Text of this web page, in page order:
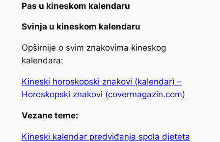
Pas u kineskom kalendaru
Svinja u kineskom kalendaru
Opširnije o svim znakovima kineskog
kalendara:
Kineski horoskopski znakovi (kalendar) –
Horoskopski znakovi (covermagazin.com)
Vezane teme:
Kineski kalendar predviđanja spola djeteta